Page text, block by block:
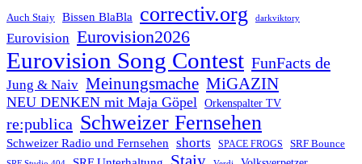
Auch Staiy Bissen BlaBla correctiv.org darkviktory
Eurovision Eurovision2026
Eurovision Song Contest FunFacts de
Jung & Naiv Meinungsmache MiGAZIN
NEU DENKEN mit Maja Göpel Orkenspalter TV
re:publica Schweizer Fernsehen
Schweizer Radio und Fernsehen shorts SPACE FROGS SRF Bounce